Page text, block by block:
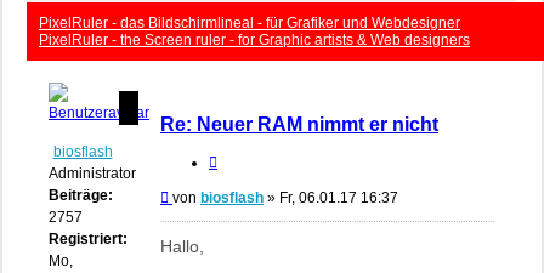
PixelRuler - das Bildschirmlineal - für Grafiker und Webdesigner
PixelRuler - the Screen ruler - for Graphic artists & Web designers
biosflash
Administrator
Beiträge:
2757
Registriert:
Mo,
Re: Neuer RAM nimmt er nicht
Beitrag
von biosflash » Fr, 06.01.17 16:37
Hallo,